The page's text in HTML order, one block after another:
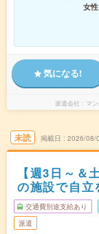
女性
気になる!
派遣会社 マ
未読 掲載日 2026/08/
【週3日～＆
の施設で自立
交通費別途支給あり
派遣